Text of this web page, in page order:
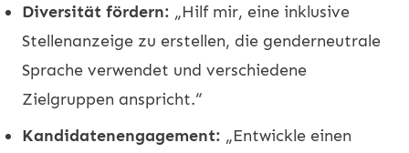
Diversität fördern: „Hilf mir, eine inklusive
Stellenanzeige zu erstellen, die genderneutrale
Sprache verwendet und verschiedene
Zielgruppen anspricht.“
Kandidatenengagement: „Entwickle einen